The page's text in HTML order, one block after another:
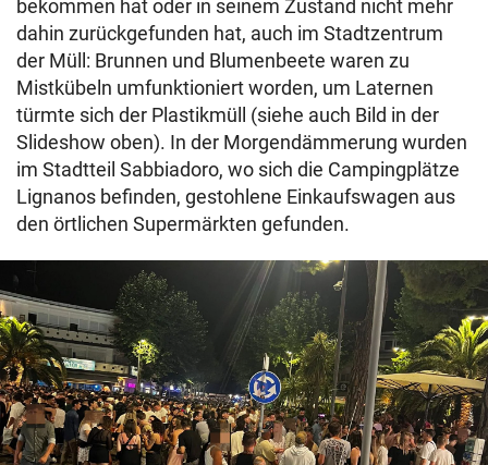
bekommen hat oder in seinem Zustand nicht mehr
dahin zurückgefunden hat, auch im Stadtzentrum
der Müll: Brunnen und Blumenbeete waren zu
Mistkübeln umfunktioniert worden, um Laternen
türmte sich der Plastikmüll (siehe auch Bild in der
Slideshow oben). In der Morgendämmerung wurden
im Stadtteil Sabbiadoro, wo sich die Campingplätze
Lignanos befinden, gestohlene Einkaufswagen aus
den örtlichen Supermärkten gefunden.